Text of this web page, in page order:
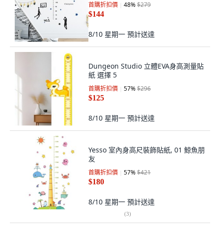
首購折扣價 48%$279
$144
8/10 星期一 預計送達
Dungeon Studio 立體EVA身高測量貼
紙 選擇 5
首購折扣價 57%$296
$125
8/10 星期一 預計送達
Yesso 室內身高尺裝飾貼紙, 01 鯨魚朋
友
首購折扣價 57%$421
$180
8/10 星期一 預計送達
(3)